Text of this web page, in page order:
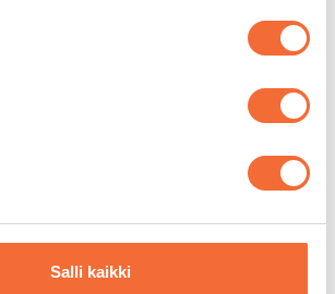
Salli kaikki
ajan haasteiden mukaan.
taide ja sivistys, eteenpäin
sekä vastuullisuus ovat
ja näiden arvojen
on toivottavasti saanut